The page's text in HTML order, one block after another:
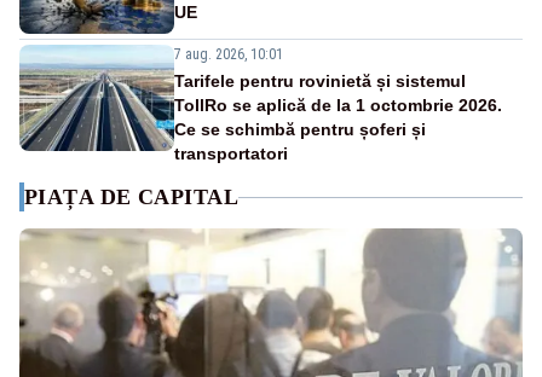
UE
7 aug. 2026, 10:01
Tarifele pentru rovinietă și sistemul
TollRo se aplică de la 1 octombrie 2026.
Ce se schimbă pentru șoferi și
transportatori
PIAȚA DE CAPITAL